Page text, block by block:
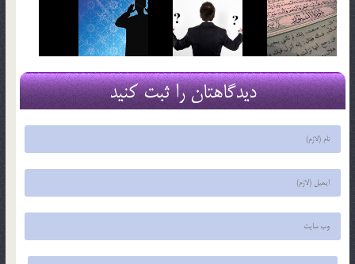
دیدگاهتان را ثبت کنید